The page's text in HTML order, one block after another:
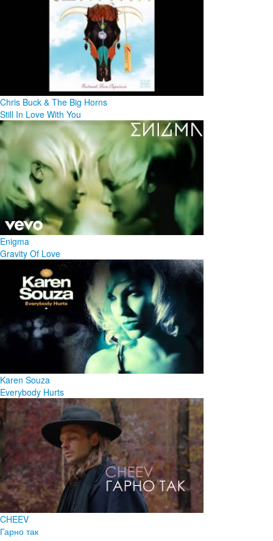
Chris Buck & The Big Horns
Still In Love With You
Enigma
Gravity Of Love
Karen Souza
Everybody Hurts
CHEEV
Гарно так